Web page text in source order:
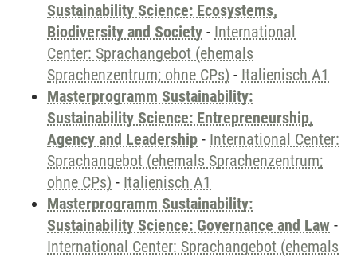
Sustainability Science: Ecosystems,
Biodiversity and Society - International
Center: Sprachangebot (ehemals
Sprachenzentrum; ohne CPs) - Italienisch A1
Masterprogramm Sustainability:
Sustainability Science: Entrepreneurship,
Agency and Leadership - International Center:
Sprachangebot (ehemals Sprachenzentrum;
ohne CPs) - Italienisch A1
Masterprogramm Sustainability:
Sustainability Science: Governance and Law -
International Center: Sprachangebot (ehemals